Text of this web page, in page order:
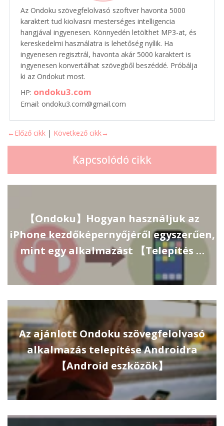
Az Ondoku szövegfelolvasó szoftver havonta 5000
karaktert tud kiolvasni mesterséges intelligencia
hangjával ingyenesen. Könnyedén letölthet MP3-at, és
kereskedelmi használatra is lehetőség nyílik. Ha
ingyenesen regisztrál, havonta akár 5000 karaktert is
ingyenesen konvertálhat szövegből beszéddé. Próbálja
ki az Ondokut most.
HP: ondoku3.com
Email: ondoku3.com@gmail.com
←Előző cikk | Következő cikk→
Kapcsolódó cikk
【Ondoku】Hogyan használjuk az
iPhone kezdőképernyőjéről egyszerűen,
mint egy alkalmazást 【Telepítés …
Az ajánlott Ondoku szövegfelolvasó
alkalmazás telepítése Androidra
【Android eszközök】